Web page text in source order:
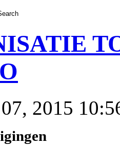
2015